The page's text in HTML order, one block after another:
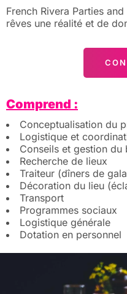
French Rivera Parties
rêves une réalité et de
Comprend :
Conceptualisation du
Logistique et
Conseils et gestion du
Recherche de lieux
Traiteur (dîners de
Décoration du lieu
Transport
Programmes sociaux
Logistique générale
Dotation en personnel